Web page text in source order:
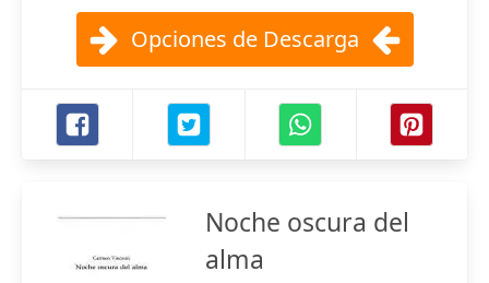
Opciones de Descarga
Noche oscura del
alma